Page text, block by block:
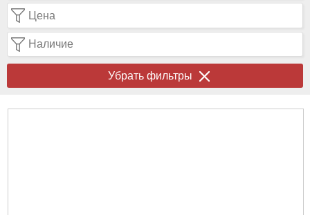
Цена
Наличие
Убрать фильтры